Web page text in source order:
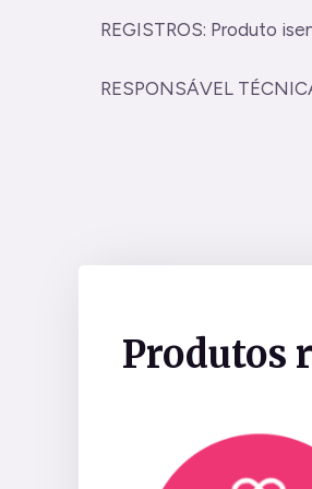
REGISTROS: Produto
RESPONSÁVEL
Produtos